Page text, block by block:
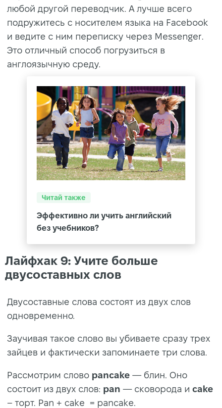
любой другой переводчик. А лучше всего
подружитесь с носителем языка на Facebook
и ведите с ним переписку через Messenger.
Это отличный способ погрузиться в
англоязычную среду.
Читай также
Эффективно ли учить английский
без учебников?
Лайфхак 9: Учите больше
двусоставных слов
Двусоставные слова состоят из двух слов
одновременно.
Заучивая такое слово вы убиваете сразу трех
зайцев и фактически запоминаете три слова.
Рассмотрим слово pancake — блин. Оно
состоит из двух слов: pan — сковорода и cake
– торт. Pan + cake = pancake.